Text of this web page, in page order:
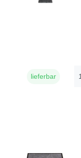
lieferbar